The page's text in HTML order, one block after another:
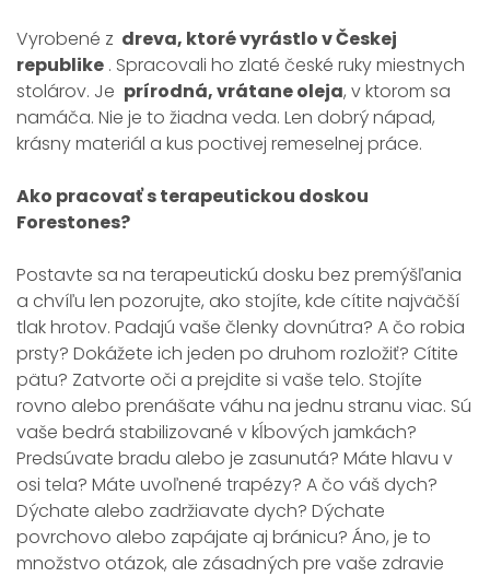
Vyrobené z dreva, ktoré vyrástlo v Českej
republike . Spracovali ho zlaté české ruky miestnych
stolárov. Je prírodná, vrátane oleja, v ktorom sa
namáča. Nie je to žiadna veda. Len dobrý nápad,
krásny materiál a kus poctivej remeselnej práce.
Ako pracovať s terapeutickou doskou
Forestones?
Postavte sa na terapeutickú dosku bez premýšľania
a chvíľu len pozorujte, ako stojíte, kde cítite najväčší
tlak hrotov. Padajú vaše členky dovnútra? A čo robia
prsty? Dokážete ich jeden po druhom rozložiť? Cítite
pätu? Zatvorte oči a prejdite si vaše telo. Stojíte
rovno alebo prenášate váhu na jednu stranu viac. Sú
vaše bedrá stabilizované v kĺbových jamkách?
Predsúvate bradu alebo je zasunutá? Máte hlavu v
osi tela? Máte uvoľnené trapézy? A čo váš dych?
Dýchate alebo zadržiavate dych? Dýchate
povrchovo alebo zapájate aj bránicu? Áno, je to
množstvo otázok, ale zásadných pre vaše zdravie